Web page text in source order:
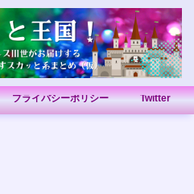
プライバシーポリシー Twitter